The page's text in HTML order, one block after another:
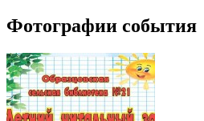
Фотографии события